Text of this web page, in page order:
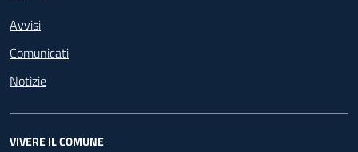
Avvisi
Comunicati
Notizie
VIVERE IL COMUNE